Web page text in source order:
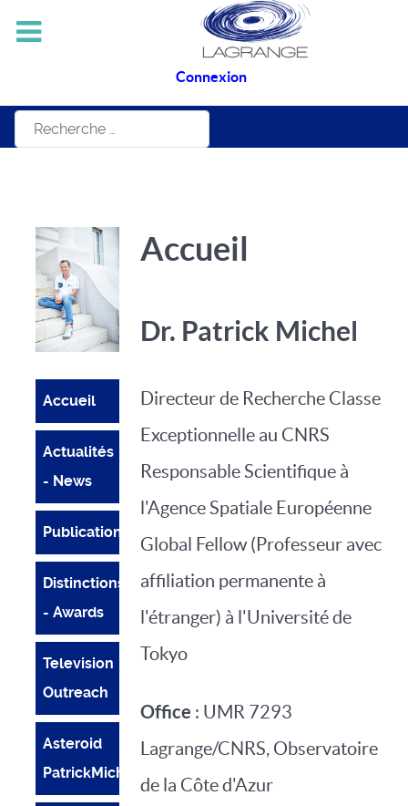
Connexion
Rechercher
Accueil
Actualités
- News
Publications
Distinctions
- Awards
Television
Outreach
Asteroid
PatrickMichel
Accueil
Dr. Patrick Michel
Directeur de Recherche Classe
Exceptionnelle au CNRS
Responsable Scientifique à
l'Agence Spatiale Européenne
Global Fellow (Professeur avec
affiliation permanente à
l'étranger) à l'Université de
Tokyo
Office : UMR 7293
Lagrange/CNRS, Observatoire
de la Côte d'Azur